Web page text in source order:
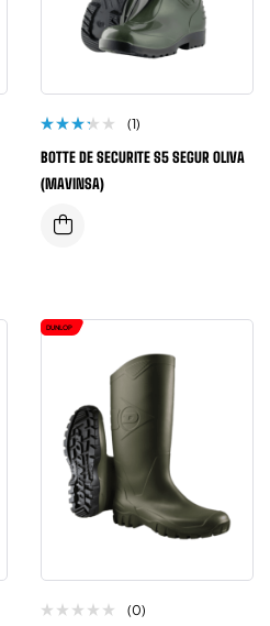
3.00
(1)
BOTTE DE SECURITE S5 SEGUR OLIVA
(MAVINSA)
DUNLOP
(0)